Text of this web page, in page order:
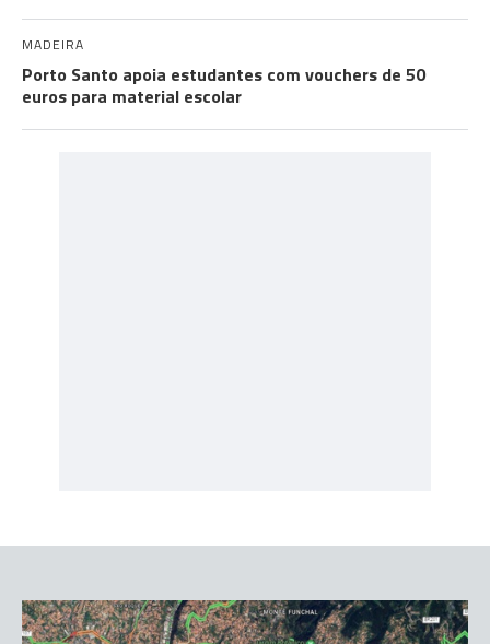
MADEIRA
Porto Santo apoia estudantes com vouchers de 50
euros para material escolar